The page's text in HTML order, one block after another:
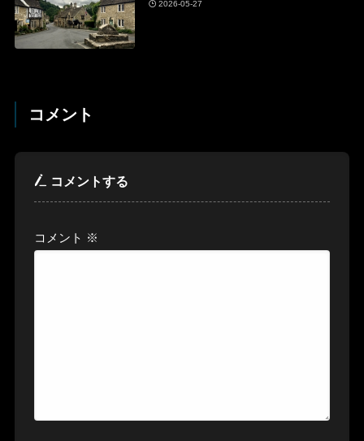
2026-05-27
コメント
コメントする
コメント ※